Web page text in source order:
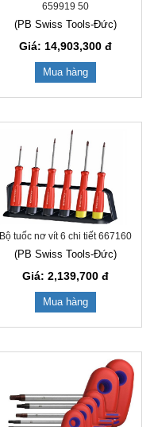
659919 50
(PB Swiss Tools-Đức)
Giá: 14,903,300đ
Mua hàng
Bộ tuốc nơ vít 6 chi tiết 667160
(PB Swiss Tools-Đức)
Giá: 2,139,700đ
Mua hàng